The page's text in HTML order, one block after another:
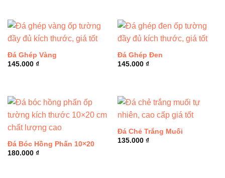
Đá Ghép Vàng
145.000 ₫
Đá Ghép Đen
145.000 ₫
Đá Bóc Hồng Phấn 10×20
180.000 ₫
Đá Chẻ Trắng Muối
135.000 ₫